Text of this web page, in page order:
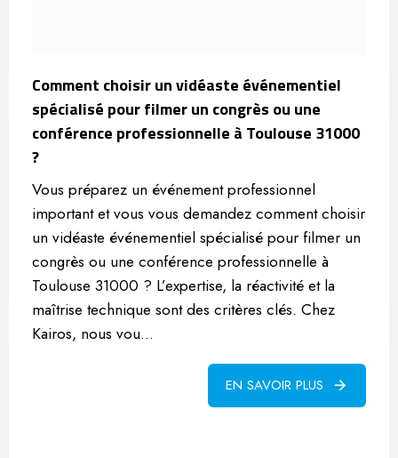
Comment choisir un vidéaste événementiel
spécialisé pour filmer un congrès ou une
conférence professionnelle à Toulouse 31000
?
Vous préparez un événement professionnel
important et vous vous demandez comment choisir
un vidéaste événementiel spécialisé pour filmer un
congrès ou une conférence professionnelle à
Toulouse 31000 ? L’expertise, la réactivité et la
maîtrise technique sont des critères clés. Chez
Kairos, nous vou...
EN SAVOIR PLUS